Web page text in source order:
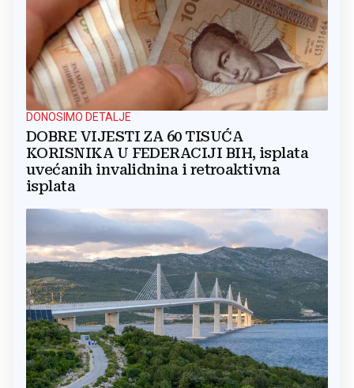
DONOSIMO DETALJE
DOBRE VIJESTI ZA 60 TISUĆA
KORISNIKA U FEDERACIJI BIH, isplata
uvećanih invalidnina i retroaktivna
isplata